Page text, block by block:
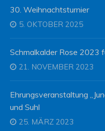
30. Weihnachtsturnier
5. OKTOBER 2025
Schmalkalder Rose 2023
21. NOVEMBER 2023
Ehrungsveranstaltung
und Suhl
25. MÄRZ 2023